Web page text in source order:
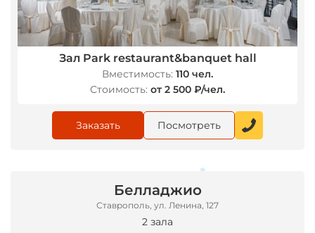
Зал Park restaurant&banquet hall
Вместимость: 110 чел.
Стоимость: от 2 500 ₽/чел.
Заказать Посмотреть
Белладжио
Ставрополь, ул. Ленина, 127
2 зала